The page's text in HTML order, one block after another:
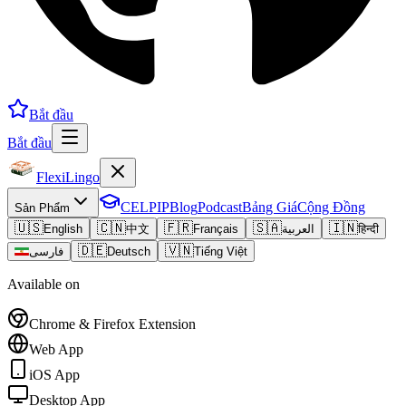
Bắt đầu
Bắt đầu
FlexiLingo
Sản Phẩm CELPIPBlogPodcastBảng GiáCộng Đồng
🇺🇸English 🇨🇳中文 🇫🇷Français 🇸🇦العربية 🇮🇳हिन्दी
فارسی
🇩🇪Deutsch 🇻🇳Tiếng Việt
Available on
Chrome & Firefox Extension
Web App
iOS App
Desktop App